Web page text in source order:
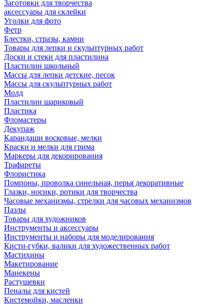
Заготовки для творчества
аксессуары для склейки
Уголки для фото
Фетр
Блестки, стразы, камни
Товары для лепки и скульптурных работ
Доски и стеки для пластилина
Пластилин школьный
Массы для лепки детские, песок
Массы для скульптурных работ
Молд
Пластилин шариковый
Пластика
Фломастеры
Декупаж
Карандаши восковые, мелки
Краски и мелки для грима
Маркеры для декорирования
Трафареты
Флористика
Помпоны, проволка синельная, перья декоративные
Глазки, носики, ротики для творчества
Часовые механизмы, стрелки для часовых механизмов
Пазлы
Товары для художников
Инструменты и аксессуары
Инструменты и наборы для моделирования
Кисти-губки, валики для художественных работ
Мастихины
Макетирование
Манекены
Растушевки
Пеналы для кистей
Кистемойки, масленки